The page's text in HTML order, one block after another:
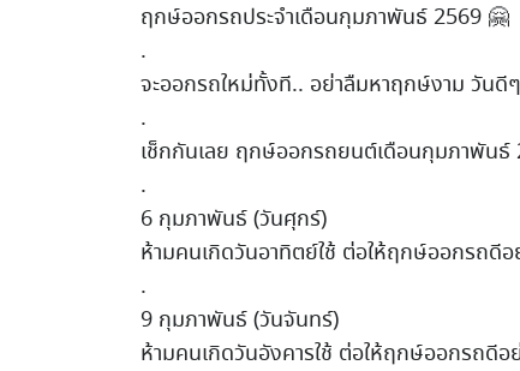
ฤกษ์ออกรถประจำเดือนกุมภาพันธ์ 2569 🤗
.
จะออกรถใหม่ทั้งที.. อย่าลืมหาฤกษ์งาม วันดี
.
เช็กกันเลย ฤกษ์ออกรถยนต์เดือนกุมภาพันธ์
.
6 กุมภาพันธ์ (วันศุกร์)
ห้ามคนเกิดวันอาทิตย์ใช้ ต่อให้ฤกษ์ออกรถดีอ
.
9 กุมภาพันธ์ (วันจันทร์)
ห้ามคนเกิดวันอังคารใช้ ต่อให้ฤกษ์ออกรถดีอ